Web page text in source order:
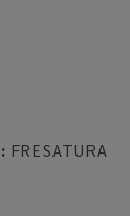
: FRESATURA